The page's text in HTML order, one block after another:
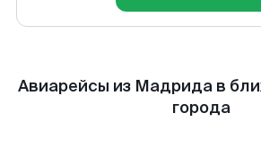
Авиарейсы из Мадрида в
города